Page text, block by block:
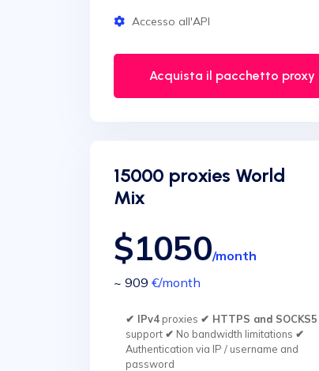
Accesso all'API
Acquista il pacchetto proxy
15000 proxies World
Mix
$1050/month
~ 909 €/month
✔ IPv4proxies ✔ HTTPS and SOCKS5
support ✔ No bandwidth limitations ✔
Authentication via IP / username and
password